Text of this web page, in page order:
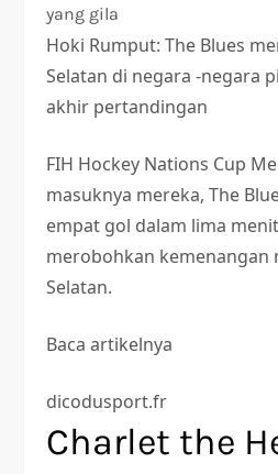
Hoki Rumput: The Blues
Selatan di negara -negara
akhir pertandingan
FIH Hockey Nations Cup
masuknya mereka, The
empat gol dalam lima
merobohkan kemenangan
Selatan.
Baca artikelnya
dicodusport.fr
Charlet the